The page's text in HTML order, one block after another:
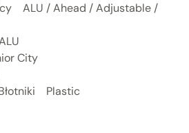
ALU / Ahead / Adjustable /
City
Plastic